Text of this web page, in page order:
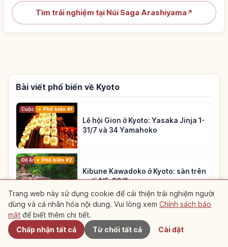
Tìm trải nghiệm tại Núi Saga Arashiyama ↗
Bài viết phổ biến về Kyoto
Cuộc sốngPhổ biến #1
Lễ hội Gion ở Kyoto: Yasaka Jinja 1-
31/7 và 34 Yamahoko
Đồ ăn Phổ biến #2
Kibune Kawadoko ở Kyoto: sàn trên
suối 1/5-30/9
Cuộc sốngPhổ biến #3
Pontocho ở Kyoto: hướng dẫn dạo
đêm, ăn uống và ngắm sông Kamo
Gần đây
Trang web này sử dụng cookie để cải thiện trải nghiệm người
dùng và cá nhân hóa nội dung. Vui lòng xem Chính sách bảo
mật để biết thêm chi tiết.
Chấp nhận tất cả
Từ chối tất cả Cài đặt